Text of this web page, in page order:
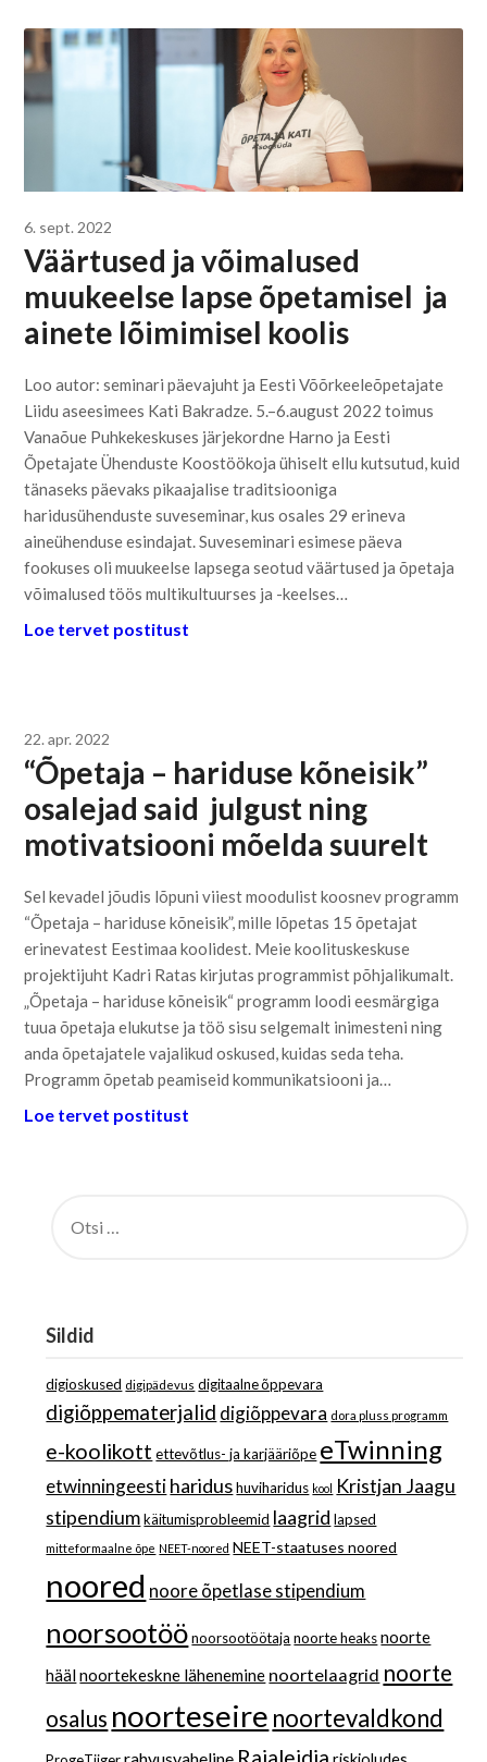
6. sept. 2022
Väärtused ja võimalused
muukeelse lapse õpetamisel ja
ainete lõimimisel koolis
Loo autor: seminari päevajuht ja Eesti Võõrkeeleõpetajate
Liidu aseesimees Kati Bakradze. 5.–6.august 2022 toimus
Vanaõue Puhkekeskuses järjekordne Harno ja Eesti
Õpetajate Ühenduste Koostöökoja ühiselt ellu kutsutud, kuid
tänaseks päevaks pikaajalise traditsiooniga
haridusühenduste suveseminar, kus osales 29 erineva
aineühenduse esindajat. Suveseminari esimese päeva
fookuses oli muukeelse lapsega seotud väärtused ja õpetaja
võimalused töös multikultuurses ja -keelses…
Loe tervet postitust
22. apr. 2022
“Õpetaja – hariduse kõneisik”
osalejad said julgust ning
motivatsiooni mõelda suurelt
Sel kevadel jõudis lõpuni viiest moodulist koosnev programm
“Õpetaja – hariduse kõneisik”, mille lõpetas 15 õpetajat
erinevatest Eestimaa koolidest. Meie koolituskeskuse
projektijuht Kadri Ratas kirjutas programmist põhjalikumalt.
„Õpetaja – hariduse kõneisik“ programm loodi eesmärgiga
tuua õpetaja elukutse ja töö sisu selgemalt inimesteni ning
anda õpetajatele vajalikud oskused, kuidas seda teha.
Programm õpetab peamiseid kommunikatsiooni ja…
Loe tervet postitust
Sildid
digioskused digipädevus digitaalne õppevara
digiõppematerjalid digiõppevara dora pluss programm
e-koolikott ettevõtlus- ja karjääriõpe eTwinning
etwinningeestiharidus huviharidus kool Kristjan Jaagu
stipendium käitumisprobleemid laagrid lapsed
mitteformaalne õpe NEET-noored NEET-staatuses noored
noored noore õpetlase stipendium
noorsootöö noorsootöötaja noorte heaks noorte
häälnoortekeskne lähenemine noortelaagrid noorte
osalus noorteseire noortevaldkond